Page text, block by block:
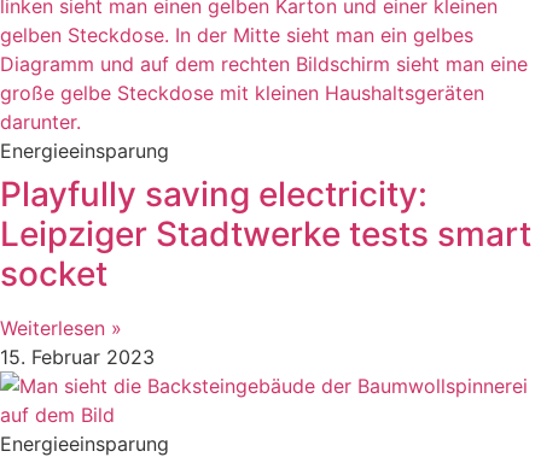
Energieeinsparung
Playfully saving electricity:
Leipziger Stadtwerke tests smart
socket
Weiterlesen »
15. Februar 2023
Energieeinsparung